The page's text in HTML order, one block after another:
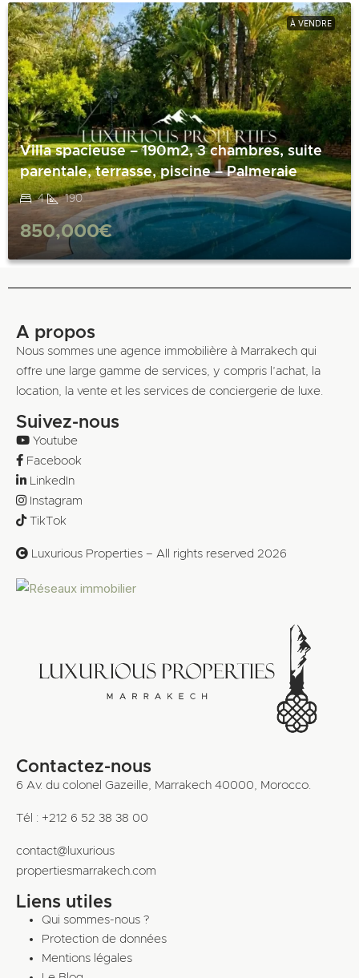
À VENDRE
Villa spacieuse – 190m2, 3 chambres, suite
parentale, terrasse, piscine – Palmeraie
4 190
850,000€
A propos
Nous sommes une agence immobilière à Marrakech qui
offre une large gamme de services, y compris l’achat, la
location, la vente et les services de conciergerie de luxe.
Suivez-nous
Youtube
Facebook
LinkedIn
Instagram
TikTok
Luxurious Properties – All rights reserved 2026
Contactez-nous
6 Av. du colonel Gazeille, Marrakech 40000, Morocco.
Tél : +212 6 52 38 38 00
contact@luxurious
propertiesmarrakech.com
Liens utiles
Qui sommes-nous ?
Protection de données
Mentions légales